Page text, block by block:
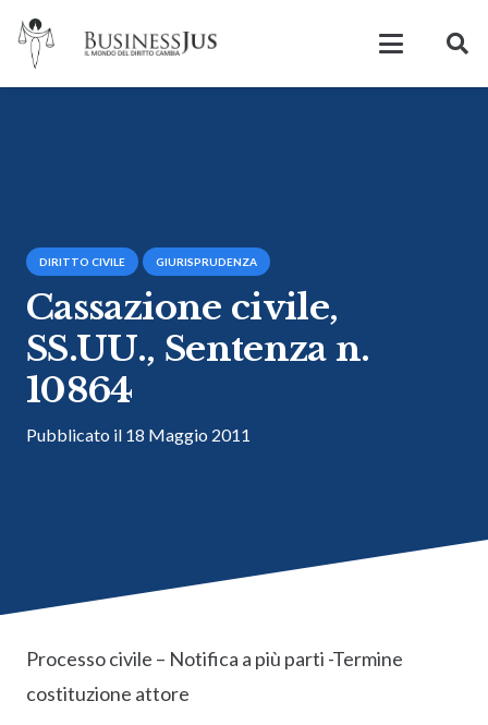
DIRITTO CIVILE GIURISPRUDENZA
Cassazione civile,
SS.UU., Sentenza n.
10864
Pubblicato il 18 Maggio 2011
Processo civile – Notifica a più parti -Termine
costituzione attore